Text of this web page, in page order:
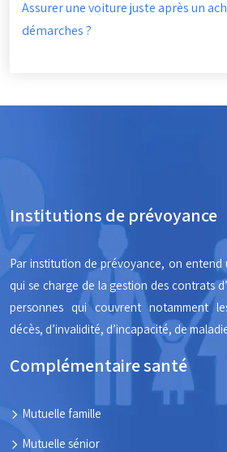
Assurer une voiture juste après un
démarches ?
Institutions de prévoyance
Par institution de prévoyance, on entend
qui se charge de la gestion des contrats
personnes qui couvrent notamment
décès, d’invalidité, d’incapacité, de
Complémentaire santé
Mutuelle famille
Mutuelle sénior